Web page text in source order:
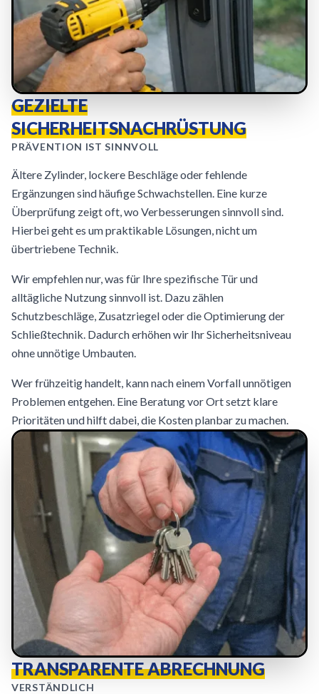
GEZIELTE
SICHERHEITSNACHRÜSTUNG
PRÄVENTION IST SINNVOLL
Ältere Zylinder, lockere Beschläge oder fehlende
Ergänzungen sind häufige Schwachstellen. Eine kurze
Überprüfung zeigt oft, wo Verbesserungen sinnvoll sind.
Hierbei geht es um praktikable Lösungen, nicht um
übertriebene Technik.
Wir empfehlen nur, was für Ihre spezifische Tür und
alltägliche Nutzung sinnvoll ist. Dazu zählen
Schutzbeschläge, Zusatzriegel oder die Optimierung der
Schließtechnik. Dadurch erhöhen wir Ihr Sicherheitsniveau
ohne unnötige Umbauten.
Wer frühzeitig handelt, kann nach einem Vorfall unnötigen
Problemen entgehen. Eine Beratung vor Ort setzt klare
Prioritäten und hilft dabei, die Kosten planbar zu machen.
TRANSPARENTE ABRECHNUNG
VERSTÄNDLICH